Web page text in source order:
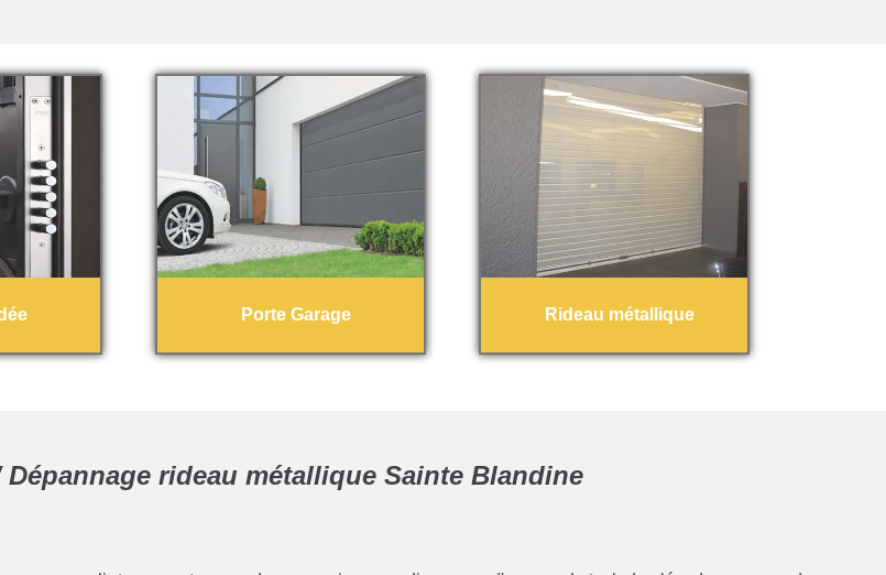
Porte Garage Rideau métallique
rideau métallique Sainte Blandine